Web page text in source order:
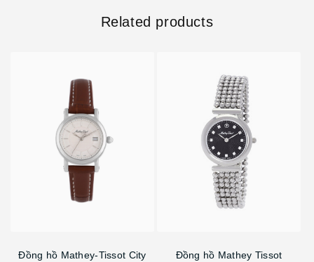
Related products
Đồng hồ Mathey-Tissot City
Đồng hồ Mathey Tissot